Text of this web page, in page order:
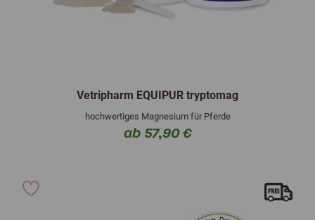
Vetripharm EQUIPUR tryptomag
hochwertiges Magnesium für Pferde
ab 57,90 €